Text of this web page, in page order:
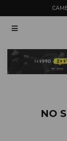

NO